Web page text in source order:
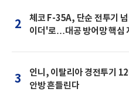
2
체코 F-35A, 단순 전투기 넘
이더'로…대공 방어망 핵심
3
인니, 이탈리아 경전투기
안방 흔들린다